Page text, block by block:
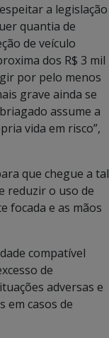
a legislação
quantia de
de veículo
dos R$ 3 mil
por pelo menos
grave ainda se
assume a
vida em risco”,
que chegue a tal
reduzir o uso de
focada e as mãos
compatível
de
adversas e
em casos de